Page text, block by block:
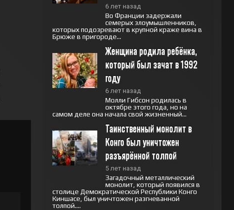
6 лет назад
Во Франции задержали
семерых злоумышленников,
которых подозревают в крупной краже вина в
Брюже в пригороде...
Женщина родила ребёнка,
который был зачат в 1992
году
6 лет назад
Молли Гибсон родилась в
октябре этого года, но на
самом деле она начала свой жизненный...
Таинственный монолит в
Конго был уничтожен
разъярённой толпой
5 лет назад
Загадочный металлический
монолит, который появился в
столице Демократической Республики Конго
Киншасе, был уничтожен разгневанной
толпой....